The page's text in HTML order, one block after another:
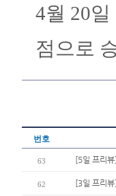
4월 20
점으로
번호
63 [5일 프리
62 [3일 프리